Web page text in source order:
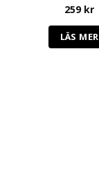
259 kr
LÄS MER